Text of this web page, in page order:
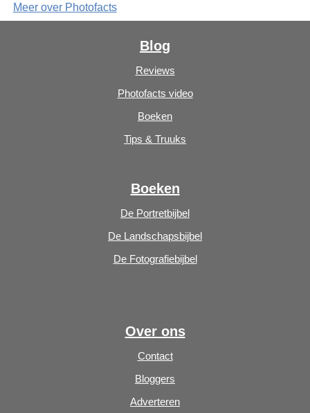
Meer over Photofacts
Blog
Reviews
Photofacts video
Boeken
Tips & Truuks
Boeken
De Portretbijbel
De Landschapsbijbel
De Fotografiebijbel
Over ons
Contact
Bloggers
Adverteren